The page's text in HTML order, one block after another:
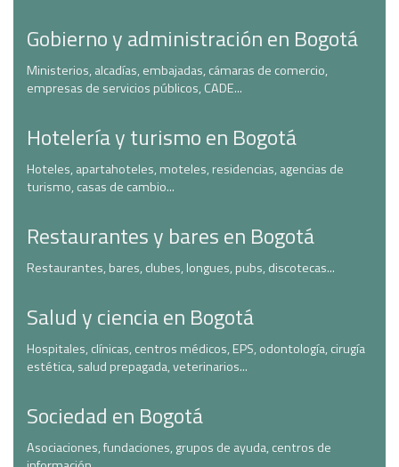
Gobierno y administración en Bogotá
Ministerios, alcadías, embajadas, cámaras de comercio,
empresas de servicios públicos, CADE...
Hotelería y turismo en Bogotá
Hoteles, apartahoteles, moteles, residencias, agencias de
turismo, casas de cambio...
Restaurantes y bares en Bogotá
Restaurantes, bares, clubes, longues, pubs, discotecas...
Salud y ciencia en Bogotá
Hospitales, clínicas, centros médicos, EPS, odontología, cirugía
estética, salud prepagada, veterinarios...
Sociedad en Bogotá
Asociaciones, fundaciones, grupos de ayuda, centros de